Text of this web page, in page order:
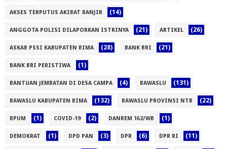
AKSES TERPUTUS AKIBAT BANJIR (14)
ANGGOTA POLISI DILAPORKAN ISTRINYA (21) ARTIKEL (26)
ASKAB PSSI KABUPATEN BIMA (28) BANK BRI (21)
BANK BRI PERISTIWA (1)
BANTUAN JEMBATAN DI DESA CAMPA (4) BAWASLU (131)
BAWASLU KABUPATEN BIMA (132) BAWASLU PROVINSI NTB (22)
BPUM (1) COVID-19 (2) DANREM 162/WB (1)
DEMOKRAT (1) DPD PAN (3) DPR (6) DPR RI (11)